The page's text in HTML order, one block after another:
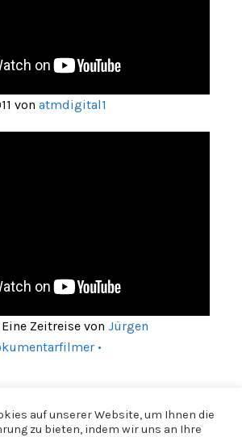
von atmdigital1
Zeitreise von Jürgen
•
auf unserer Website, um Ihnen die
zu bieten, indem wir uns an Ihre